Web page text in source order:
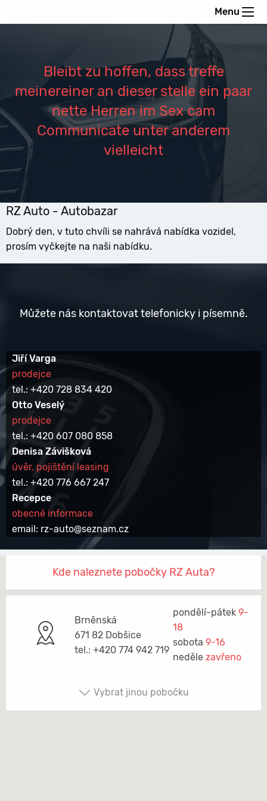
Menu
Bleibt zu hoffen, dass treffe
meinereiner an dieser stelle ein paar
nette Herren im Sex cam
Communicate unter anderem
vielleicht
RZ Auto - Autobazar
Dobrý den, v tuto chvíli se nahrává nabídka vozidel,
prosím vyčkejte na naši nabídku.
Můžete nás kontaktovat telefonicky i písemně.
Jiří Varga
prodejce
tel.: +420 728 834 420
Otto Veselý
prodejce
tel.: +420 607 080 858
Denisa Závišková
úvěr, pojištění leasing
tel.: +420 776 667 247
Recepce
obecné informace
email: rz-auto@seznam.cz
Kde naleznete pobočky RZ Auta?
Brněnská
671 82 Dobšice
tel.: +420 774 942 719
pondělí-pátek 9-
18
sobota 9-16
neděle zavřeno
Vybrat jinou pobočku